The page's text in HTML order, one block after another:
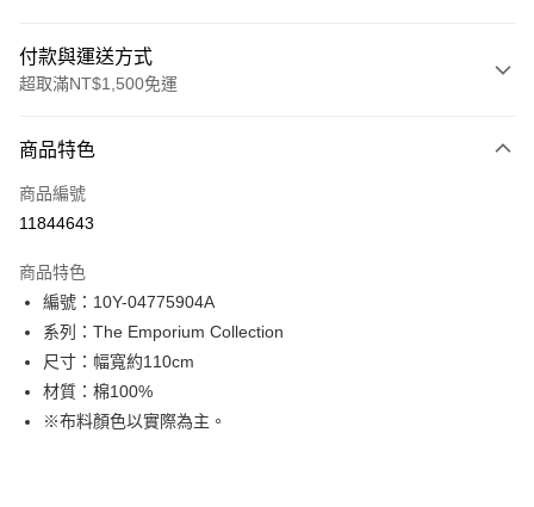
付款與運送方式
超取滿NT$1,500免運
信用卡一次付款
超商取貨付款
Apple Pay
街口支付
Google Pay
AFTEE先享後付
商品特色
商品編號
11844643
商品特色
編號：10Y-04775904A
系列：The Emporium Collection
尺寸：幅寬約110cm
材質：棉100%
※布料顏色以實際為主。